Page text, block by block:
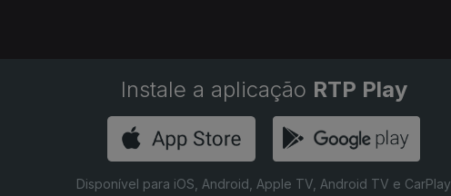
Instale a aplicação RTP Play
Disponível para iOS, Android, Apple TV, Android TV e CarPlay